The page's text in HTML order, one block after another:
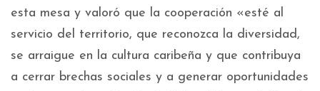
esta mesa y valoró que la cooperación «esté al
servicio del territorio, que reconozca la diversidad,
se arraigue en la cultura caribeña y que contribuya
a cerrar brechas sociales y a generar oportunidades